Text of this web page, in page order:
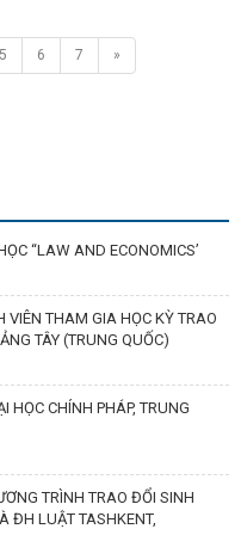
5 6 7 »
“LAW AND ECONOMICS’
VIÊN THAM GIA HỌC KỲ TRAO
TÂY (TRUNG QUỐC)
HỌC CHÍNH PHÁP, TRUNG
TRÌNH TRAO ĐỔI SINH
ĐH LUẬT TASHKENT,